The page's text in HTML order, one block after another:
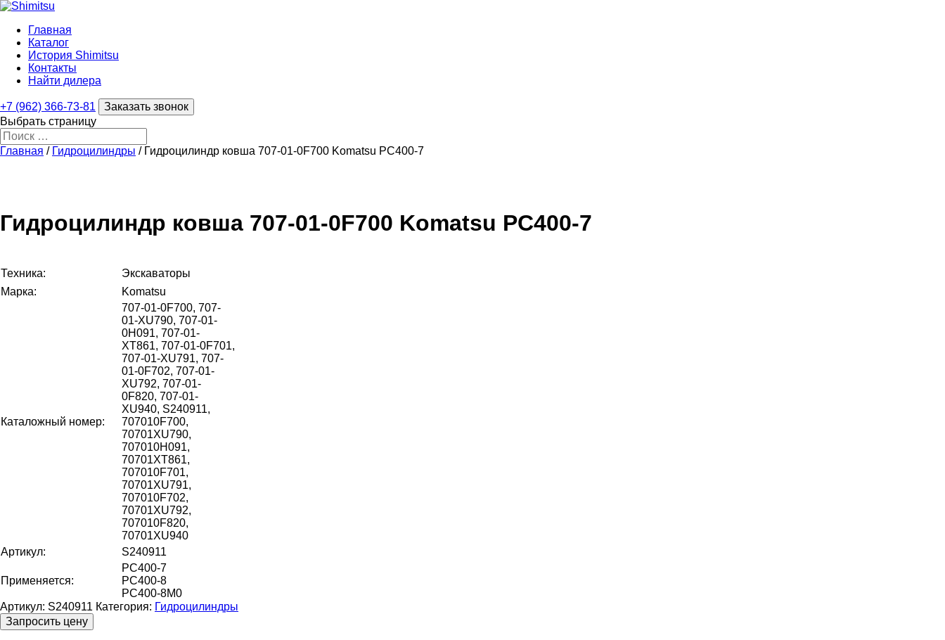
Главная
Каталог
История Shimitsu
Контакты
Найти дилера
+7 (962) 366-73-81
Заказать звонок
Выбрать страницу
Главная / Гидроцилиндры / Гидроцилиндр ковша 707-01-0F700 Komatsu PC400-7
Гидроцилиндр ковша 707-01-0F700 Komatsu PC400-7
Техника:
Экскаваторы
Марка:
Komatsu
Каталожный номер:
707-01-0F700, 707-
01-XU790, 707-01-
0H091, 707-01-
XT861, 707-01-0F701,
707-01-XU791, 707-
01-0F702, 707-01-
XU792, 707-01-
0F820, 707-01-
XU940, S240911,
707010F700,
70701XU790,
707010H091,
70701XT861,
707010F701,
70701XU791,
707010F702,
70701XU792,
707010F820,
70701XU940
Артикул:
S240911
Применяется:
PC400-7
PC400-8
PC400-8M0
Артикул: S240911 Категория: Гидроцилиндры
Запросить цену